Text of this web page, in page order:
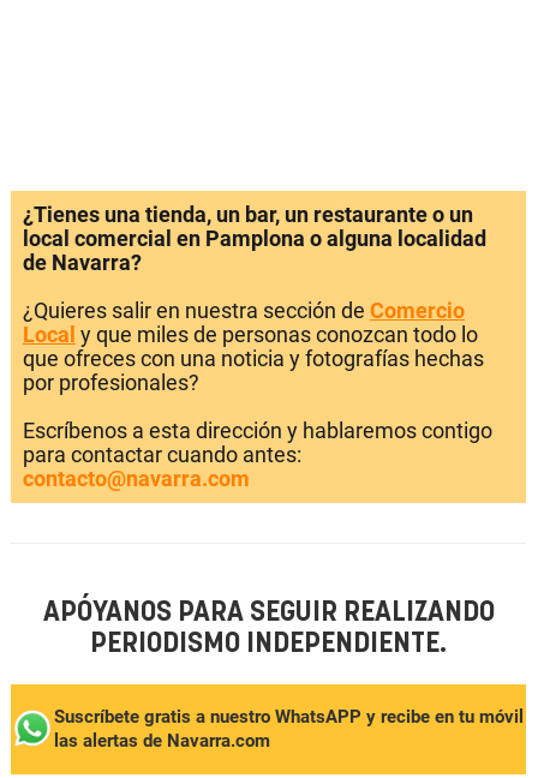
¿Tienes una tienda, un bar, un restaurante o un
local comercial en Pamplona o alguna localidad
de Navarra?
¿Quieres salir en nuestra sección de Comercio
Local y que miles de personas conozcan todo lo
que ofreces con una noticia y fotografías hechas
por profesionales?
Escríbenos a esta dirección y hablaremos contigo
para contactar cuando antes:
contacto@navarra.com
APÓYANOS PARA SEGUIR REALIZANDO
PERIODISMO INDEPENDIENTE.
Suscríbete gratis a nuestro WhatsAPP y recibe en tu móvil
las alertas de Navarra.com